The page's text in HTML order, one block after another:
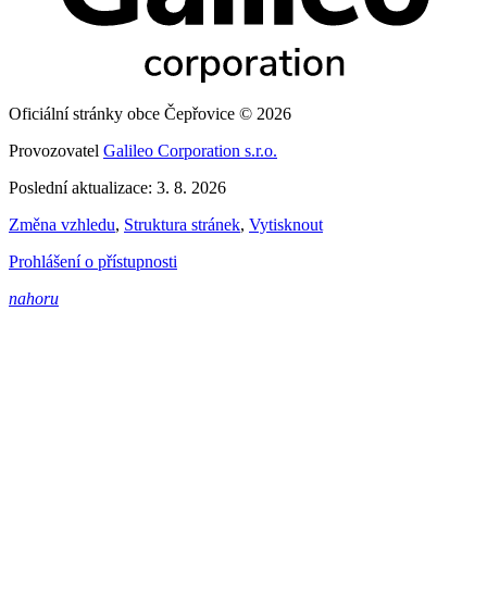
Oficiální stránky obce Čepřovice © 2026
Provozovatel Galileo Corporation s.r.o.
Poslední aktualizace: 3. 8. 2026
Změna vzhledu, Struktura stránek, Vytisknout
Prohlášení o přístupnosti
nahoru